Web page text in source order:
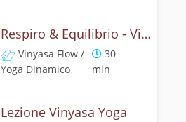
Respiro & Equilibrio - Vinyasa flow con vasistasana
Vinyasa Flow /
Yoga Dinamico
30
min
Lezione Vinyasa Yoga